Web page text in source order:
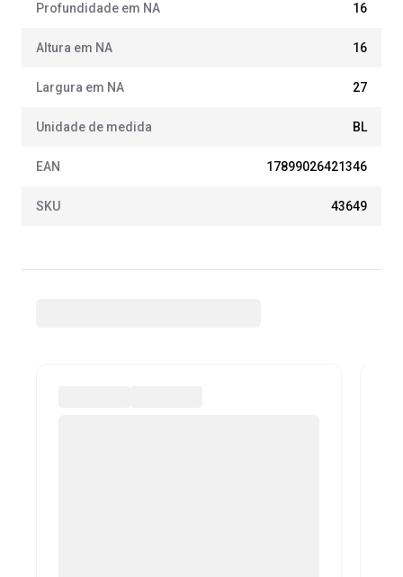
Profundidade em NA 16
Altura em NA 16
Largura em NA 27
Unidade de medida BL
EAN 17899026421346
SKU 43649